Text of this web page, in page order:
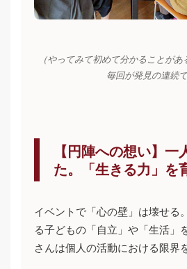
（やってみて初めて分かることがあ
毎回が発見の連続で
【円陣への想い】
た。「生きる力」を
イベントで「心の壁」は壊せる
る子どもの「自立」や「生活」
さんは個人の活動における限界